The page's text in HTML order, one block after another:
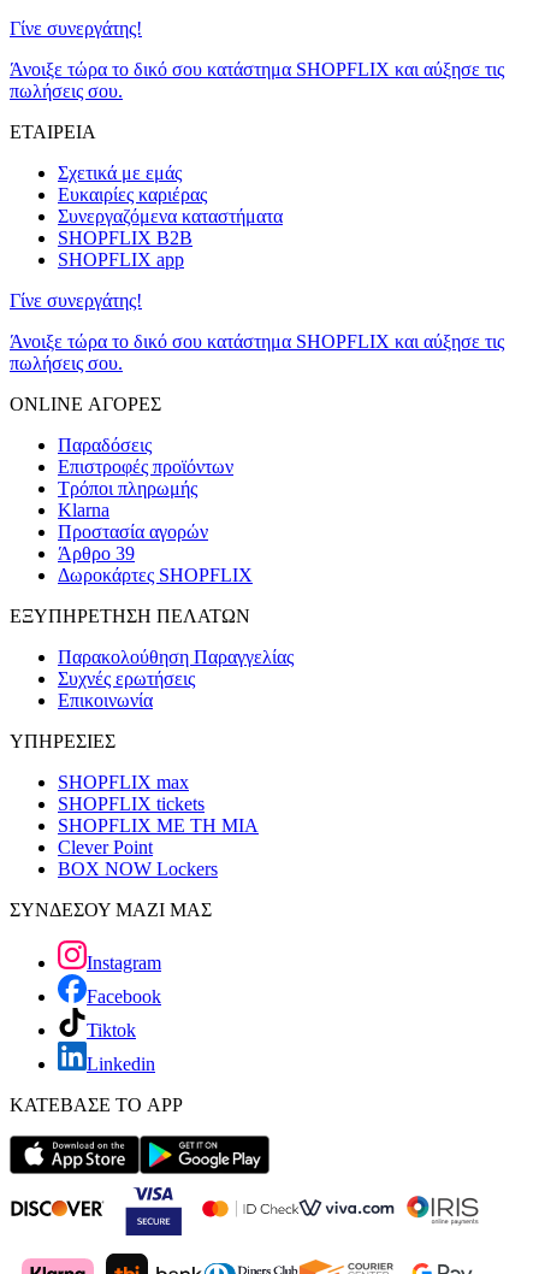
Γίνε συνεργάτης!
Άνοιξε τώρα το δικό σου κατάστημα SHOPFLIX και αύξησε τις
πωλήσεις σου.
ΕΤΑΙΡΕΙΑ
Σχετικά με εμάς
Ευκαιρίες καριέρας
Συνεργαζόμενα καταστήματα
SHOPFLIX B2B
SHOPFLIX app
Γίνε συνεργάτης!
Άνοιξε τώρα το δικό σου κατάστημα SHOPFLIX και αύξησε τις
πωλήσεις σου.
ONLINE ΑΓΟΡΕΣ
Παραδόσεις
Επιστροφές προϊόντων
Τρόποι πληρωμής
Klarna
Προστασία αγορών
Άρθρο 39
Δωροκάρτες SHOPFLIX
ΕΞΥΠΗΡΕΤΗΣΗ ΠΕΛΑΤΩΝ
Παρακολούθηση Παραγγελίας
Συχνές ερωτήσεις
Επικοινωνία
ΥΠΗΡΕΣΙΕΣ
SHOPFLIX max
SHOPFLIX tickets
SHOPFLIX ΜΕ ΤΗ ΜΙΑ
Clever Point
BOX NOW Lockers
ΣΥΝΔΕΣΟΥ ΜΑΖΙ ΜΑΣ
Instagram
Facebook
Tiktok
Linkedin
ΚΑΤΕΒΑΣΕ ΤΟ APP